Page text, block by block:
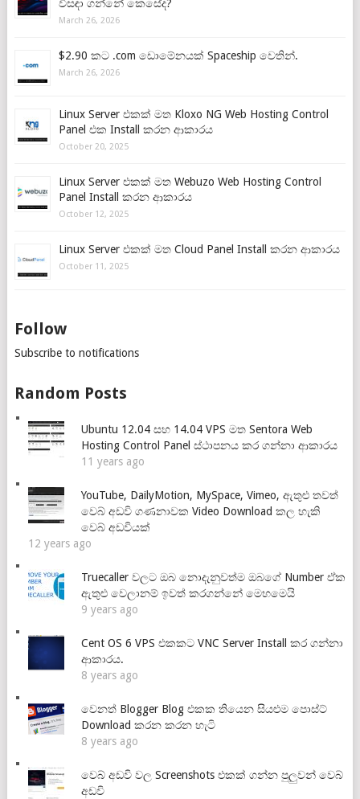
විසඳා ගන්නේ කෙසේද?
March 26, 2026
$2.90 කට .com ඩොමේනයක් Spaceship වෙතින්.
March 26, 2026
Linux Server එකක් මත Kloxo NG Web Hosting Control
Panel එක Install කරන ආකාරය
October 20, 2025
Linux Server එකක් මත Webuzo Web Hosting Control
Panel Install කරන ආකාරය
October 12, 2025
Linux Server එකක් මත Cloud Panel Install කරන ආකාරය
October 11, 2025
Follow
Subscribe to notifications
Random Posts
Ubuntu 12.04 සහ 14.04 VPS මත Sentora Web
Hosting Control Panel ස්ථාපනය කර ගන්නා ආකාරය
11 years ago
YouTube, DailyMotion, MySpace, Vimeo, ඇතුළු තවත්
වෙබ් අඩවි ගණනාවක Video Download කල හැකි
වෙබ් අඩවියක්
12 years ago
Truecaller වලට ඔබ නොදැනුවත්ම ඔබගේ Number ඒක
ඇතුළු වෙලානම් ඉවත් කරගන්නේ මෙහමෙයි
9 years ago
Cent OS 6 VPS එකකට VNC Server Install කර ගන්නා
ආකාරය.
8 years ago
වෙනත් Blogger Blog එකක තියෙන සියළුම පොස්ට්
Download කරන කරන හැටි
8 years ago
වෙබ් අඩවි වල Screenshots එකක් ගන්න පුලුවන් වෙබ්
අඩවි